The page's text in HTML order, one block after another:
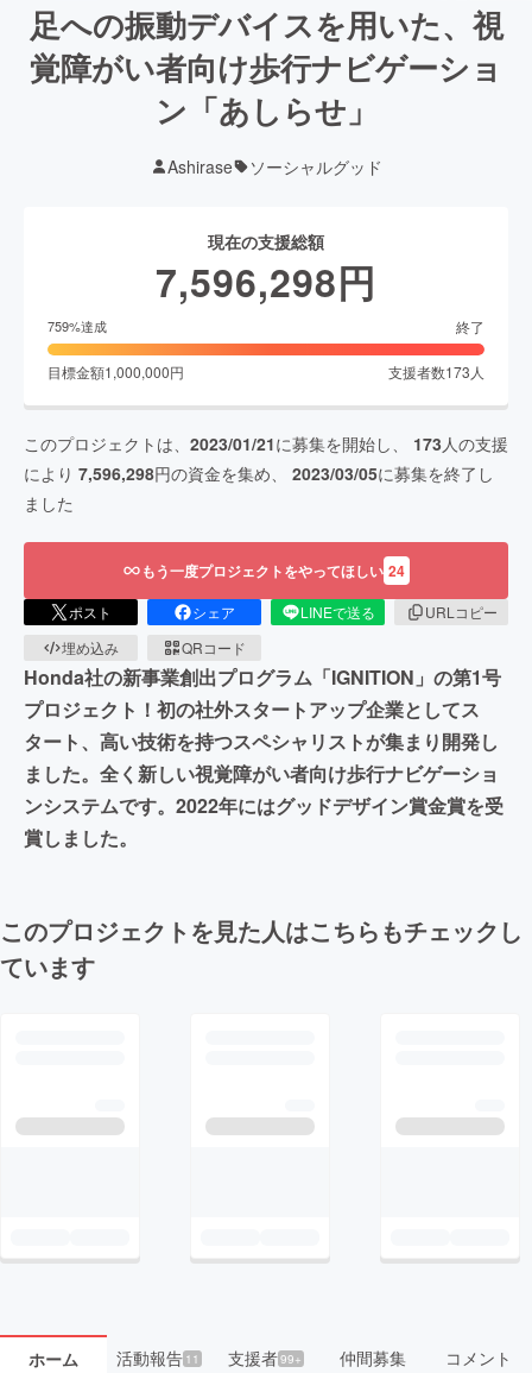
足への振動デバイスを用いた、視
覚障がい者向け歩行ナビゲーショ
ン「あしらせ」
Ashirase ソーシャルグッド
現在の支援総額
7,596,298円
759%達成 終了
目標金額1,000,000円 支援者数173 人
このプロジェクトは、 2023/01/21に募集を開始し、 173 人の支援
により 7,596,298円の資金を集め、 2023/03/05に募集を終了し
ました
もう一度プロジェクトをやってほしい 24
ポスト シェア LINEで送る
URLコピー
埋め込み
QRコード
Honda社の新事業創出プログラム「IGNITION」の第1号
プロジェクト！初の社外スタートアップ企業としてス
タート、高い技術を持つスペシャリストが集まり開発し
ました。全く新しい視覚障がい者向け歩行ナビゲーショ
ンシステムです。2022年にはグッドデザイン賞金賞を受
賞しました。
このプロジェクトを見た人はこちらもチェックし
ています
ホーム 活動報告11 支援者99+ 仲間募集 コメント